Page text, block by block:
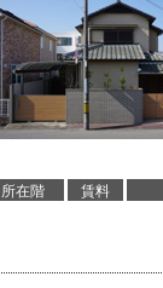
所在階 賃料